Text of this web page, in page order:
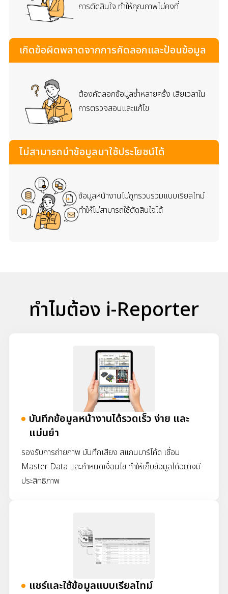
การตัดสินใจ ทำให้คุณภาพไม่คงที่
เกิดข้อผิดพลาดจากการคัดลอกและป้อนข้อมูล
ต้องคัดลอกข้อมูลซ้ำหลายครั้ง เสียเวลาใน
การตรวจสอบและแก้ไข
ไม่สามารถนำข้อมูลมาใช้ประโยชน์ได้
ข้อมูลหน้างานไม่ถูกรวบรวมแบบเรียลไทม์
ทำให้ไม่สามารถใช้ตัดสินใจได้
ทำไมต้อง i-Reporter
บันทึกข้อมูลหน้างานได้รวดเร็ว ง่าย และ
แม่นยำ
รองรับการถ่ายภาพ บันทึกเสียง สแกนบาร์โค้ด เชื่อม
Master Data และกำหนดเงื่อนไข ทำให้เก็บข้อมูลได้อย่างมี
ประสิทธิภาพ
แชร์และใช้ข้อมูลแบบเรียลไทม์